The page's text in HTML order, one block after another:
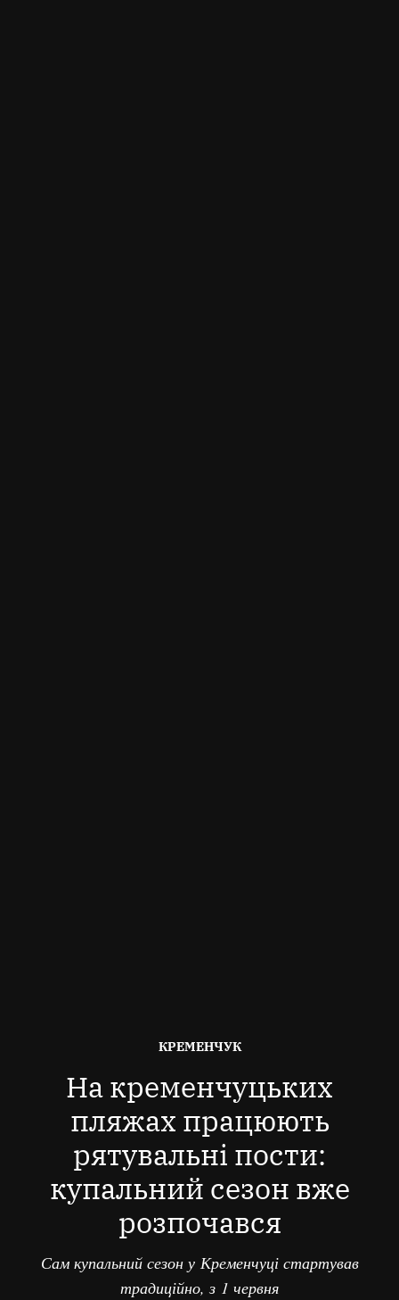
ОПУБЛІКОВАНО
КРЕМЕНЧУК
На кременчуцьких
пляжах працюють
рятувальні пости:
купальний сезон вже
розпочався
Сам купальний сезон у Кременчуці стартував
традиційно, з 1 червня